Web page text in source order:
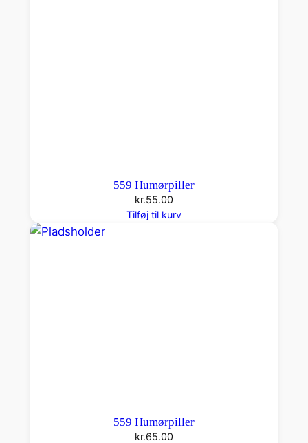
559 Humørpiller
kr.55.00
Tilføj til kurv
559 Humørpiller
kr.65.00